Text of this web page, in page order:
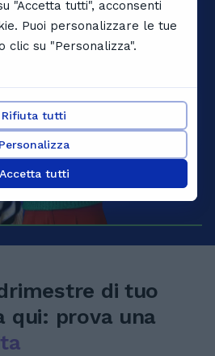
di tuo
qui: prova una
"Accetta tutti", acconsenti
Puoi personalizzare le tue
clic su "Personalizza".
Rifiuta tutti
Personalizza
Accetta tutti